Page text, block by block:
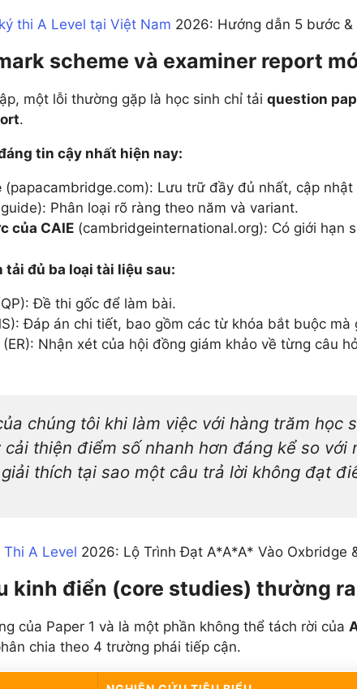
thi A Level tại Việt Nam 2026: Hướng dẫn 5 bước &
scheme và examiner report
một lỗi thường gặp là học sinh chỉ tải question
.
tin cậy nhất hiện nay:
(papacambridge.com): Lưu trữ đầy đủ nhất, cập
Phân loại rõ ràng theo năm và variant.
của CAIE (cambridgeinternational.org): Có giới hạn
tải đủ ba loại tài liệu sau:
Đề thi gốc để làm bài.
Đáp án chi tiết, bao gồm các từ khóa bắt buộc
(ER): Nhận xét của hội đồng giám khảo về từng câu
chúng tôi khi làm việc với hàng trăm
cải thiện điểm số nhanh hơn đáng kể so
thích tại sao một câu trả lời không đạt
Thi A Level 2026: Lộ Trình Đạt A*A*A* Vào Oxbridge
kinh điển (core studies) thường
của Paper 1 và là một phần không thể tách rời của
chia theo 4 trường phái tiếp cận.